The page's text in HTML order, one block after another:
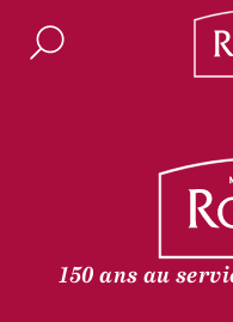
Rechercher
150 ans au